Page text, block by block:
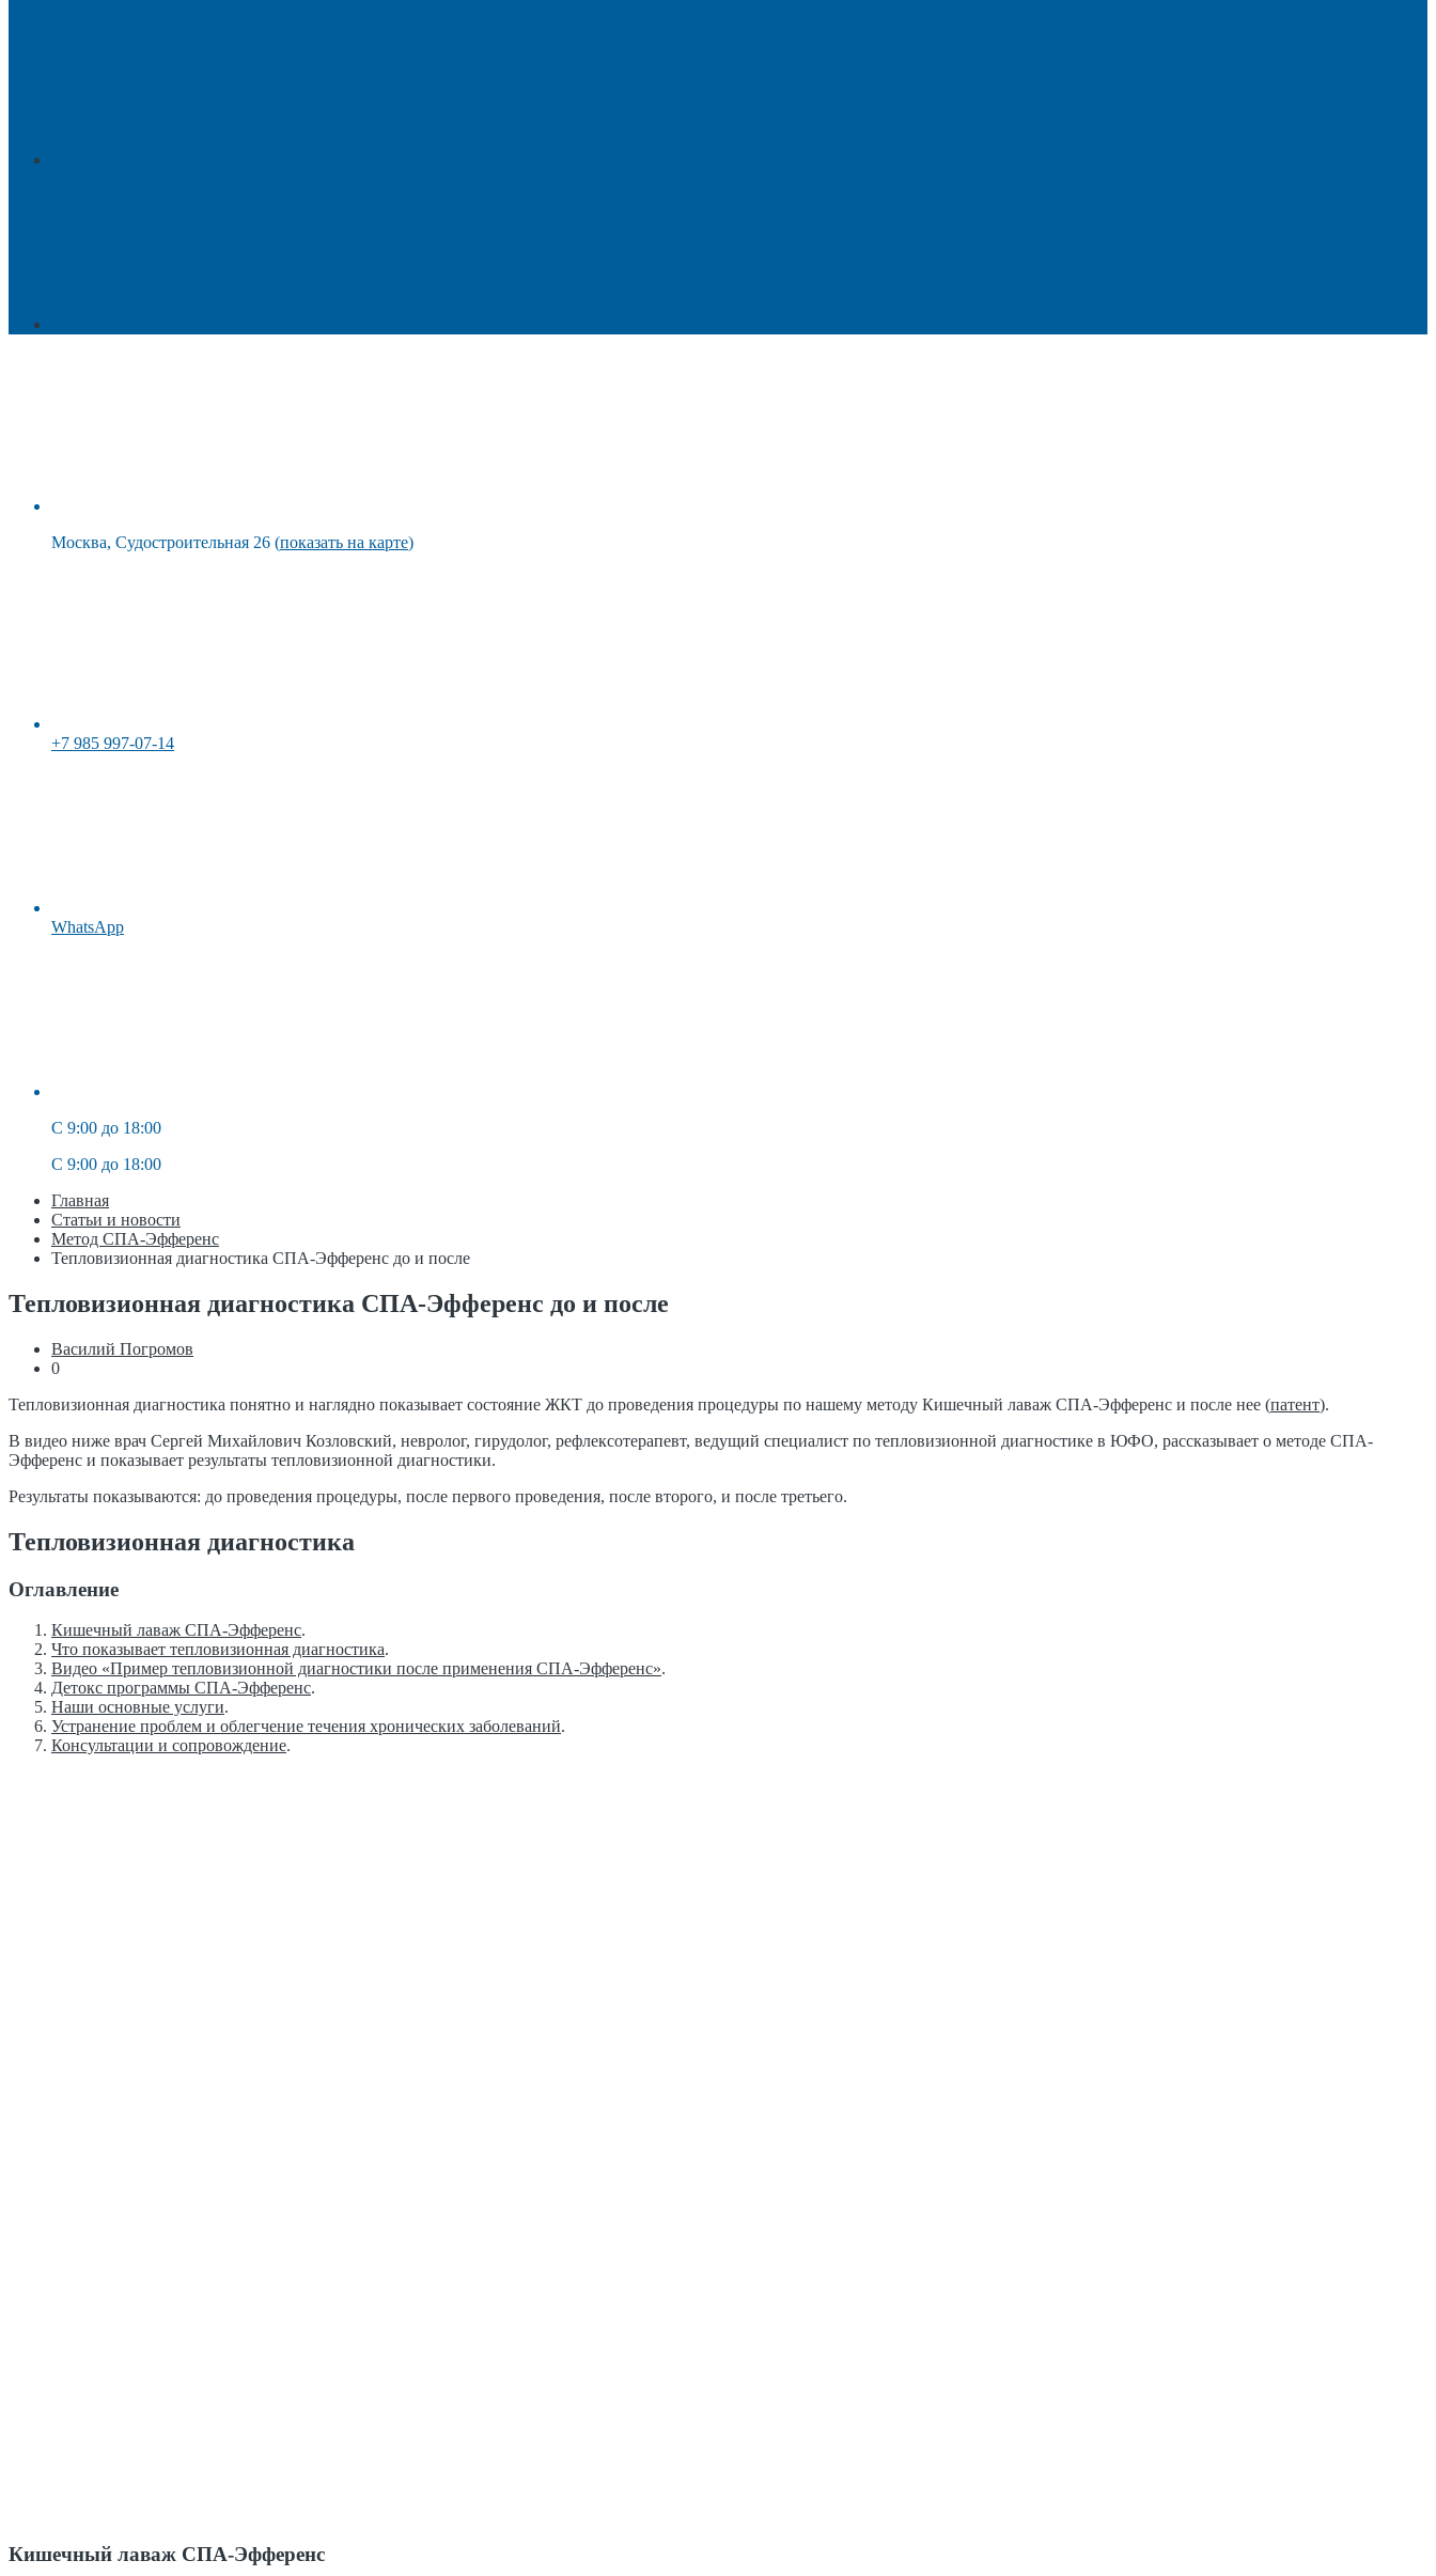
Москва, Судостроительная 26 (показать на карте)
+7 985 997-07-14
WhatsApp
C 9:00 до 18:00
C 9:00 до 18:00
Главная
Статьи и новости
Метод СПА-Эфференс
Тепловизионная диагностика СПА-Эфференс до и после
Тепловизионная диагностика СПА-Эфференс до и после
Василий Погромов
0
Тепловизионная диагностика понятно и наглядно показывает состояние ЖКТ до проведения процедуры по нашему методу Кишечный лаваж СПА-Эфференс и после нее (патент).
В видео ниже врач Сергей Михайлович Козловский, невролог, гирудолог, рефлексотерапевт, ведущий специалист по тепловизионной диагностике в ЮФО, рассказывает о методе СПА-
Эфференс и показывает результаты тепловизионной диагностики.
Результаты показываются: до проведения процедуры, после первого проведения, после второго, и после третьего.
Тепловизионная диагностика
Оглавление
Кишечный лаваж СПА-Эфференс.
Что показывает тепловизионная диагностика.
Видео «Пример тепловизионной диагностики после применения СПА-Эфференс».
Детокс программы СПА-Эфференс.
Наши основные услуги.
Устранение проблем и облегчение течения хронических заболеваний.
Консультации и сопровождение.
Кишечный лаваж СПА-Эфференс